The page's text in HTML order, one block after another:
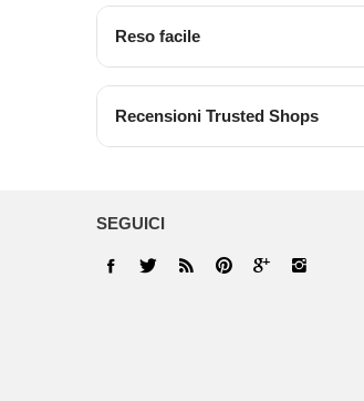
Reso facile
Recensioni Trusted Shops
SEGUICI